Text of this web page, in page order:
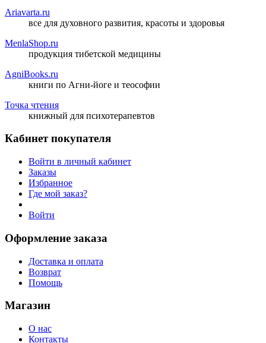
Ariavarta.ru
все для духовного развития, красоты и здоровья
MenlaShop.ru
продукция тибетской медицины
AgniBooks.ru
книги по Агни-йоге и теософии
Точка чтения
книжный для психотерапевтов
Кабинет покупателя
Войти в личный кабинет
Заказы
Избранное
Где мой заказ?
Войти
Оформление заказа
Доставка и оплата
Возврат
Помощь
Магазин
О нас
Контакты